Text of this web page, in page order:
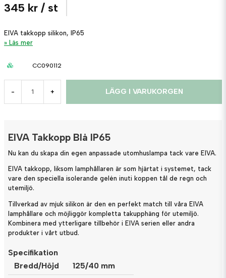
345 kr / st
EIVA takkopp silikon, IP65
Läs mer
CC090112
- + LÄGG I VARUKORGEN
EIVA Takkopp Blå IP65
Nu kan du skapa din egen anpassade utomhuslampa tack vare EIVA.
EIVA takkopp, liksom lamphållaren är som hjärtat i systemet, tack
vare den speciella isolerande gelén inuti koppen tål de regn och
utemiljö.
Tillverkad av mjuk silikon är den en perfekt match till våra EIVA
lamphållare och möjliggör kompletta takupphäng för utemiljö.
Kombinera med ytterligare tillbehör i EIVA serien eller andra
produkter i vårt utbud.
Specifikation
Bredd/Höjd
125/40 mm